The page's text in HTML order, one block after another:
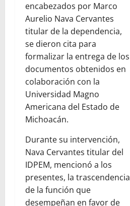
encabezados por Marco
Aurelio Nava Cervantes
titular de la dependencia,
se dieron cita para
formalizar la entrega de los
documentos obtenidos en
colaboración con la
Universidad Magno
Americana del Estado de
Michoacán.
Durante su intervención,
Nava Cervantes titular del
IDPEM, mencionó a los
presentes, la trascendencia
de la función que
desempeñan en favor de